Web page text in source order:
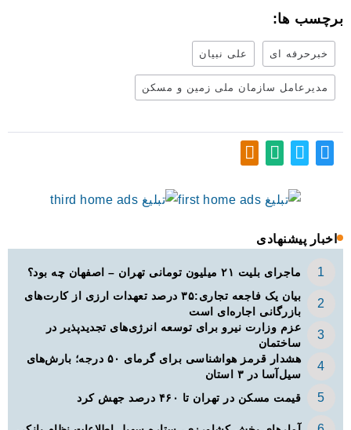
برچسب ها:
خبرحرفه ای علی نبیان
مدیرعامل سازمان ملی زمین و مسکن
اخبار پیشنهادی
ماجرای بلیت ۲۱ میلیون تومانی تهران – اصفهان چه بود؟
بیان یک فاجعه تجاری:۳۵ درصد تعهدات ارزی از کارت‌های
بازرگانی اجاره‌ای است
عزم وزارت نیرو برای توسعه انرژی‌های تجدیدپذیر در
ساختمان
هشدار قرمز هواشناسی برای گرمای ۵۰ درجه؛ بارش‌های
سیل‌آسا در ۳ استان
قیمت مسکن در تهران تا ۴۶۰ درصد جهش کرد